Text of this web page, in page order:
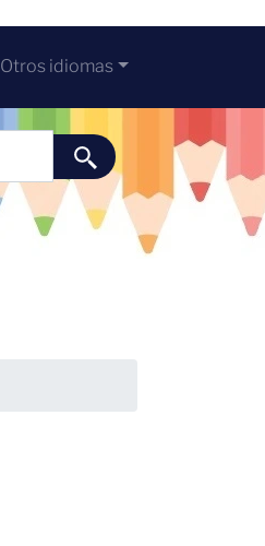
Otros idiomas